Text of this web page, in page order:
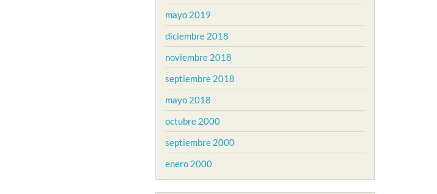
mayo 2019
diciembre 2018
noviembre 2018
septiembre 2018
mayo 2018
octubre 2000
septiembre 2000
enero 2000